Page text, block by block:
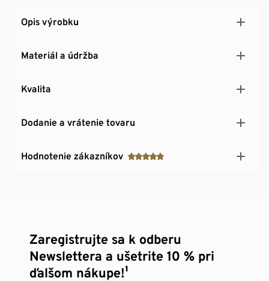
Opis výrobku
Materiál a údržba
Kvalita
Dodanie a vrátenie tovaru
Hodnotenie zákazníkov
Zaregistrujte sa k odberu
Newslettera a ušetrite 10 % pri
ďalšom nákupe!¹